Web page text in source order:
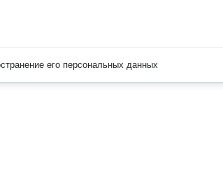
его персональных данных